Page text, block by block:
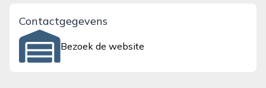
Contactgegevens
Bezoek de website